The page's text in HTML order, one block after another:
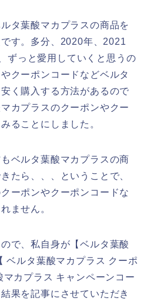
タ葉酸マカプラスの商品を
す。多分、2020年、2021
ずっと愛用していくと思うの
クーポンコードなどベルタ
く購入する方法があるので
カプラスのクーポンやクー
ることにしました。
ベルタ葉酸マカプラスの商
たら、、、ということで、
ーポンやクーポンコードな
ません。
で、私自身が【ベルタ葉酸
ベルタ葉酸マカプラス クーポ
カプラス キャンペーンコー
果を記事にさせていただき